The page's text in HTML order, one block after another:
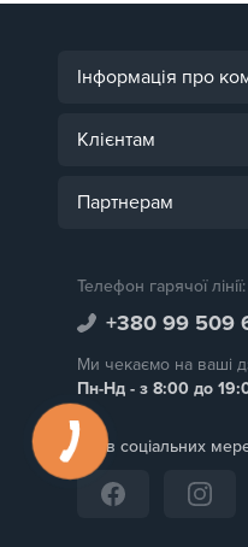
Інформація про
Клієнтам
Партнерам
Телефон гарячої лінії:
+380 99 509
Ми чекаємо на ваші
Пн-Нд - з 8:00 до
Ми в соціальних